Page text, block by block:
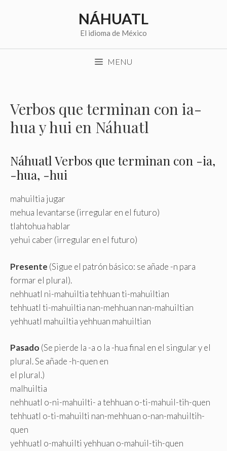
NÁHUATL
El idioma de México
MENU
Verbos que terminan con ia-
hua y hui en Náhuatl
Náhuatl Verbos que terminan con -ia,
-hua, -hui
mahuiltia jugar
mehua levantarse (irregular en el futuro)
tlahtohua hablar
yehui caber (irregular en el futuro)
Presente (Sigue el patrón básico: se añade -n para
formar el plural).
nehhuatl ni-mahuiltia tehhuan ti-mahuiltian
tehhuatl ti-mahuiltia nan-mehhuan nan-mahuiltian
yehhuatl mahuiltia yehhuan mahuiltian
Pasado (Se pierde la -a o la -hua final en el singular y el
plural. Se añade -h-quen en
el plural.)
malhuiltia
nehhuatl o-ni-mahuilti- a tehhuan o-ti-mahuil-tih-quen
tehhuatl o-ti-mahuilti nan-mehhuan o-nan-mahuiltih-
quen
yehhuatl o-mahuilti yehhuan o-mahuil-tih-quen